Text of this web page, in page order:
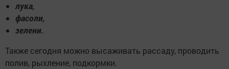
лука,
фасоли,
зелени.
Также сегодня можно высаживать рассаду, проводить
полив, рыхление, подкормки.